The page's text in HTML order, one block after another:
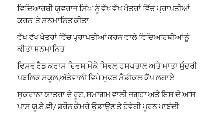
ਵਿਦਿਆਰਥੀ ਯੁਵਰਾਜ ਸਿੰਘ ਨੂੰ ਵੱਖ ਵੱਖ ਖੇਤਰਾਂ ਵਿੱਚ ਪ੍ਰਾਪਤੀਆਂ
ਕਰਨ ‘ਤੇ ਸਨਮਾਨਿਤ ਕੀਤਾ
ਵੱਖ ਵੱਖ ਖੇਤਰਾਂ ਵਿੱਚ ਪ੍ਰਾਪਤੀਆਂ ਕਰਨ ਵਾਲੇ ਵਿਦਿਆਰਥੀਆਂ ਨੂੰ
ਕੀਤਾ ਸਨਮਾਨਿਤ
ਵਿਸਵ ਰੈਡ ਕਰਾਸ ਦਿਵਸ ਮੌਕੇ ਸਿਵਲ ਹਸਪਤਾਲ ਅਤੇ ਮਾਤਾ ਸੁੰਦਰੀ
ਪਬਲਿਕ ਸਕੂਲ,ਅੱਤੇਵਾਲੀ ਵਿਖੇ ਮੁਫਤ ਮੈਡੀਕਲ ਕੈਂਪ ਲਗਾਏ
ਸੁਕਰਾਨਾ ਯਾਤਰਾ ਦੇ ਰੂਟ, ਸਮਾਗਮ ਵਾਲੀ ਜਗ੍ਹਾ ਅਤੇ ਇਸ ਦੇ ਆਸ
ਪਾਸ ਯੂ.ਏ.ਵੀ/ ਡਰੌਨ ਕੈਮਰੇ ਉਡਾਉਣ ਤੇ ਹੋਵੇਗੀ ਪੂਰਨ ਪਾਬੰਦੀ